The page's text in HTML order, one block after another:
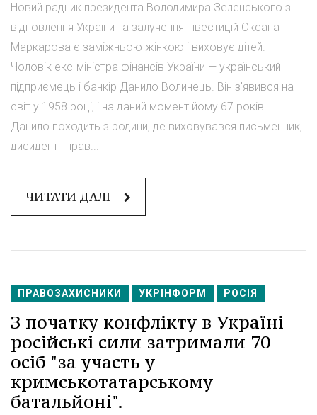
Новий радник президента Володимира Зеленського з
відновлення України та залучення інвестицій Оксана
Маркарова є заміжньою жінкою і виховує дітей.
Чоловік екс-міністра фінансів України — український
підприємець і банкір Данило Волинець. Він з'явився на
світ у 1958 році, і на даний момент йому 67 років.
Данило походить з родини, де виховувався письменник,
дисидент і прав...
ЧИТАТИ ДАЛІ
ПРАВОЗАХИСНИКИ УКРІНФОРМ РОСІЯ
З початку конфлікту в Україні
російські сили затримали 70
осіб "за участь у
кримськотатарському
батальйоні".